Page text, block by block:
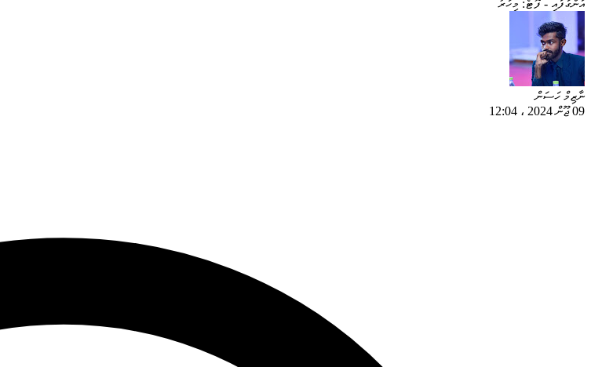
އަންގާފައި - ފޮޓޯ: މިހާރު
ނާޒިމް ހަސަން
09 ޖޫން 2024
، 12:04